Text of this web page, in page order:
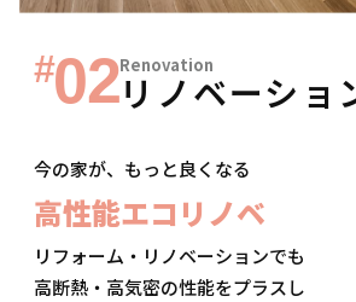
#02リノベーショ
Renovation
今の家が、もっと良くなる
高性能エコリノベ
リフォーム・リノベーションでも
高断熱・高気密の性能をプラスし